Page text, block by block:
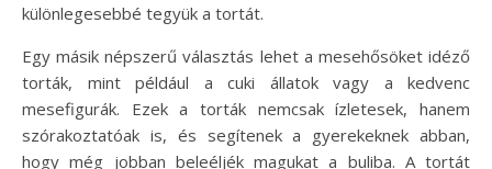
különlegesebbé tegyük a tortát.
Egy másik népszerű választás lehet a mesehősöket idéző
torták, mint például a cuki állatok vagy a kedvenc
mesefigurák. Ezek a torták nemcsak ízletesek, hanem
szórakoztatóak is, és segítenek a gyerekeknek abban,
hogy még jobban beleéljék magukat a buliba. A tortát